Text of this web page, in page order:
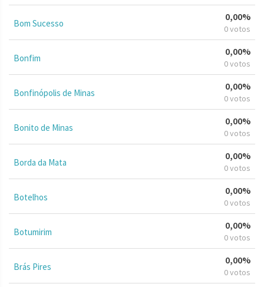
Bom Sucesso
0,00%
0 votos
Bonfim
0,00%
0 votos
Bonfinópolis de Minas
0,00%
0 votos
Bonito de Minas
0,00%
0 votos
Borda da Mata
0,00%
0 votos
Botelhos
0,00%
0 votos
Botumirim
0,00%
0 votos
Brás Pires
0,00%
0 votos